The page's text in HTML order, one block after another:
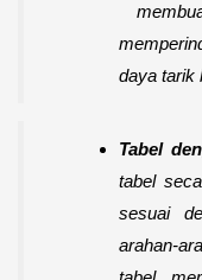
daya tarik
Tabel
tabel
sesuai
arahan-